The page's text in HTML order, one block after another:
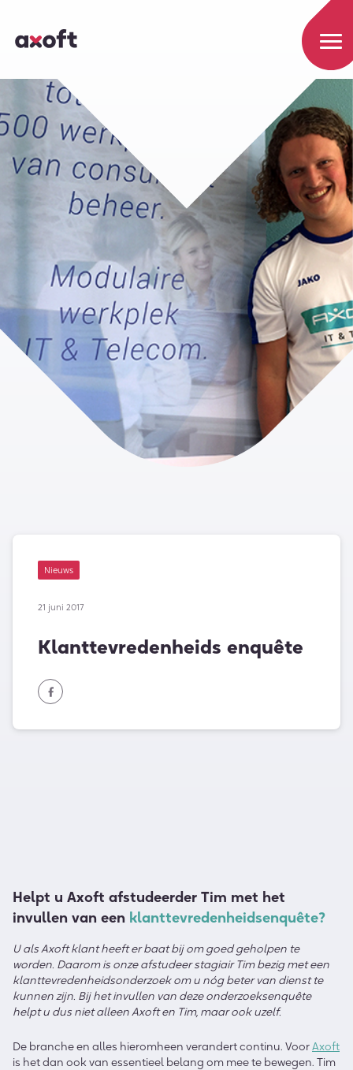
Nieuws
21 juni 2017
Klanttevredenheids enquête
Helpt u Axoft afstudeerder Tim met het
invullen van een klanttevredenheidsenquête?
U als Axoft klant heeft er baat bij om goed geholpen te
worden. Daarom is onze afstudeer stagiair Tim bezig met een
klanttevredenheidsonderzoek om u nóg beter van dienst te
kunnen zijn. Bij het invullen van deze onderzoeksenquête
helpt u dus niet alleen Axoft en Tim, maar ook uzelf.
De branche en alles hieromheen verandert continu. VoorAxoft
is het dan ook van essentieel belang om mee te bewegen. Tim